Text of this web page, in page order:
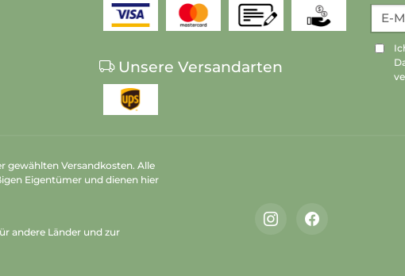
Unsere Versandarten
E-
gewählten Versandkosten. Alle
Eigentümer und dienen hier
andere Länder und zur
InstagramFacebook